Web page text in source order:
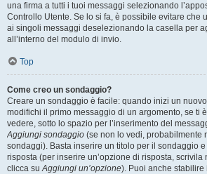
una firma a tutti i tuoi messaggi selezionando
Controllo Utente. Se lo si fa, è possibile evitare che
ai singoli messaggi deselezionando la casella per
all’interno del modulo di invio.
Top
Come creo un sondaggio?
Creare un sondaggio è facile: quando inizi un
modifichi il primo messaggio di un argomento, se ti
vedere, sotto lo spazio per l’inserimento del
Aggiungi sondaggio (se non lo vedi, probabilmente
sondaggi). Basta inserire un titolo per il sondaggio
risposta (per inserire un’opzione di risposta, scrivila
clicca suAggiungi un’opzione). Puoi anche stabilire